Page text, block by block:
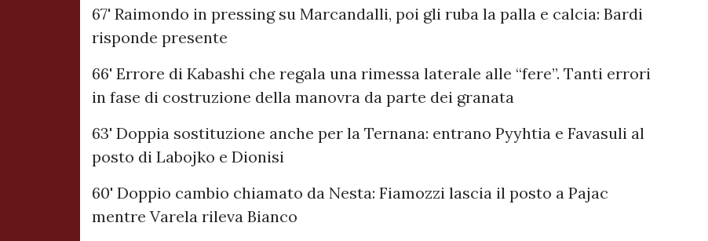
67' Raimondo in pressing su Marcandalli, poi gli ruba la palla e calcia: Bardi
risponde presente
66' Errore di Kabashi che regala una rimessa laterale alle “fere”. Tanti errori
in fase di costruzione della manovra da parte dei granata
63' Doppia sostituzione anche per la Ternana: entrano Pyyhtia e Favasuli al
posto di Labojko e Dionisi
60' Doppio cambio chiamato da Nesta: Fiamozzi lascia il posto a Pajac
mentre Varela rileva Bianco